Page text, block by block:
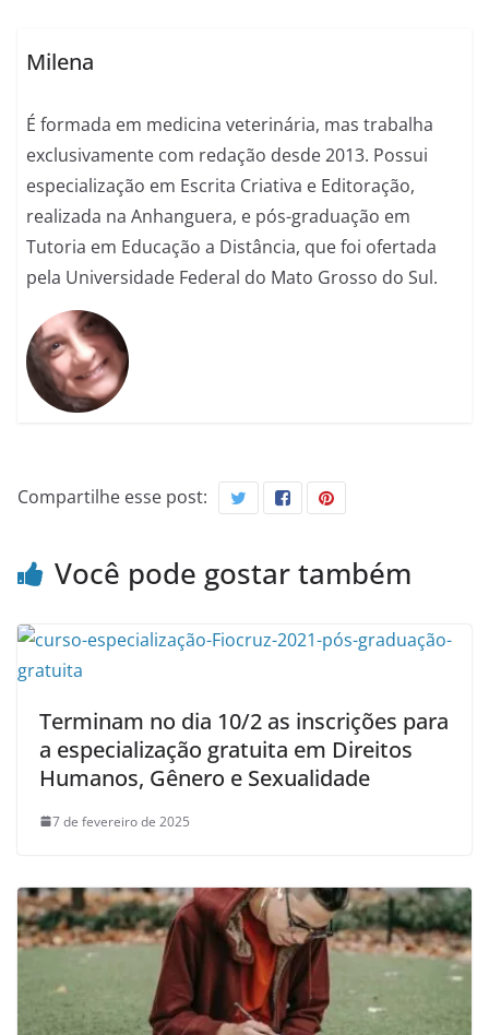
Milena
É formada em medicina veterinária, mas trabalha
exclusivamente com redação desde 2013. Possui
especialização em Escrita Criativa e Editoração,
realizada na Anhanguera, e pós-graduação em
Tutoria em Educação a Distância, que foi ofertada
pela Universidade Federal do Mato Grosso do Sul.
Compartilhe esse post:
Você pode gostar também
Terminam no dia 10/2 as inscrições para
a especialização gratuita em Direitos
Humanos, Gênero e Sexualidade
7 de fevereiro de 2025